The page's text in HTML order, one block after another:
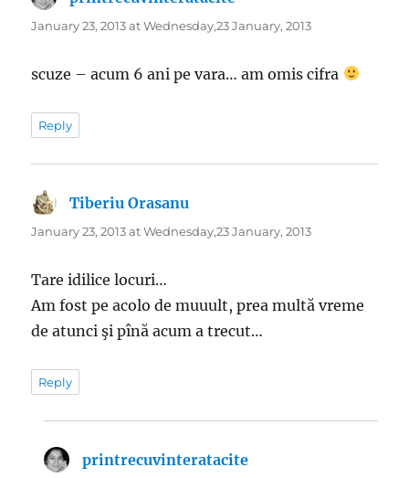
January 23, 2013 at Wednesday,23 January, 2013
scuze – acum 6 ani pe vara… am omis cifra
Reply
Tiberiu Orasanu
January 23, 2013 at Wednesday,23 January, 2013
Tare idilice locuri…
Am fost pe acolo de muuult, prea multă vreme
de atunci şi pînă acum a trecut…
Reply
printrecuvinteratacite